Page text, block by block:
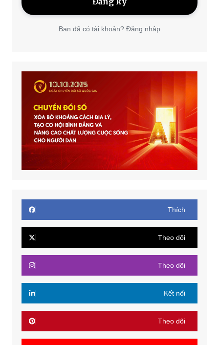
Bạn đã có tài khoản? Đăng nhập
Thích
Theo dõi
Theo dõi
Kết nối
Theo dõi